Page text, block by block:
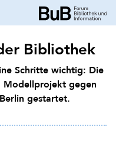
Bibliothek
Schritte wichtig: Die
gegen
gestartet.